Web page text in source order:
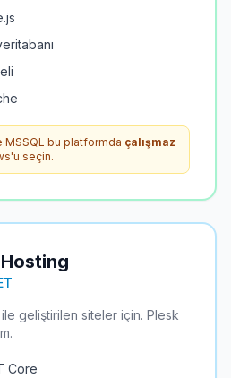
MSSQL bu platformda çalışmaz
seçin.
geliştirilen siteler için. Plesk
Core